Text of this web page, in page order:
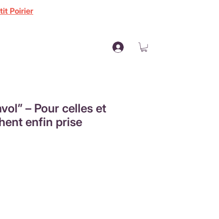
Poirier
– Pour celles et
enfin prise